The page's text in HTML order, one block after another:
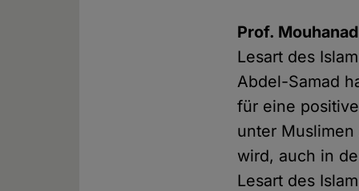
Prof.
Lesart des
Abdel-Samad
für eine
unter
wird, auch in
Lesart des